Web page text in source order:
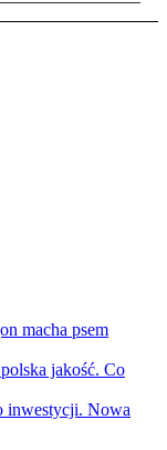
macha psem
jakość. Co
inwestycji. Nowa